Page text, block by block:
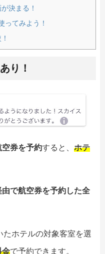
決まる！
ってみよう！
り！
空券を予約すると、 ホテ
で航空券を予約した全
たホテルの対象客室を選
金で予約できます。